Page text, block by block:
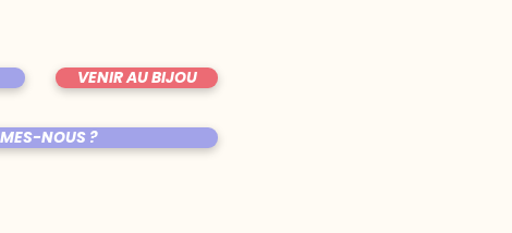
VENIR AU BIJOU
NOUS ?